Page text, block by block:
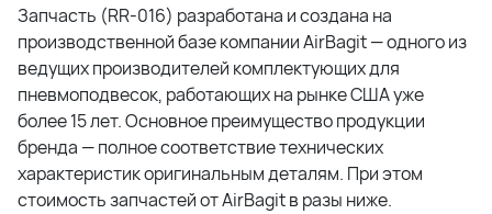
Запчасть (RR-016) разработана и создана на
производственной базе компании AirBagit — одного из
ведущих производителей комплектующих для
пневмоподвесок, работающих на рынке США уже
более 15 лет. Основное преимущество продукции
бренда — полное соответствие технических
характеристик оригинальным деталям. При этом
стоимость запчастей от AirBagit в разы ниже.